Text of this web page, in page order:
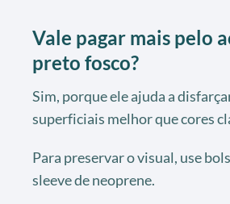
Vale pagar mais pelo
preto fosco?
Sim, porque ele ajuda a
superficiais melhor que cores
Para preservar o visual, use
sleeve de neoprene.